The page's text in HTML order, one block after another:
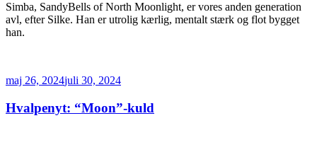
Simba, SandyBells of North Moonlight, er vores anden generation
avl, efter Silke. Han er utrolig kærlig, mentalt stærk og flot bygget
han.
Udgivet
maj 26, 2024juli 30, 2024
Hvalpenyt: “Moon”-kuld